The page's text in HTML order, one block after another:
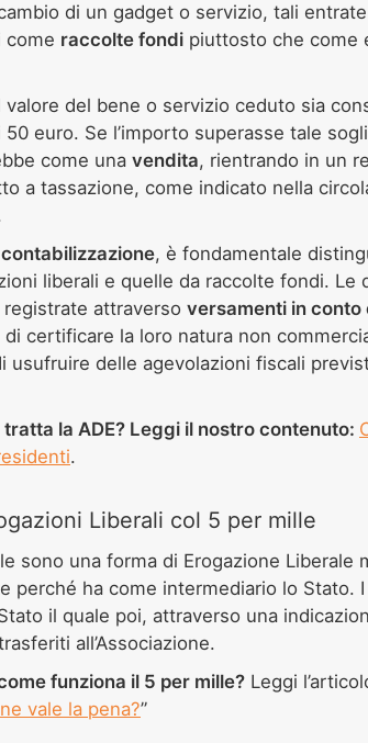
di un gadget o servizio, tali
come raccolte fondi piuttosto che come
del bene o servizio ceduto sia
50 euro. Se l’importo superasse tale
come una vendita, rientrando in un
a tassazione, come indicato nella
contabilizzazione, è fondamentale
liberali e quelle da raccolte fondi. Le
attraverso versamenti in conto
di certificare la loro natura non
usufruire delle agevolazioni fiscali
la ADE? Leggi il nostro contenuto:
.
Liberali col 5 per mille
sono una forma di Erogazione Liberale
perché ha come intermediario lo Stato.
il quale poi, attraverso una
all’Associazione.
funziona il 5 per mille? Leggi
vale la pena?”